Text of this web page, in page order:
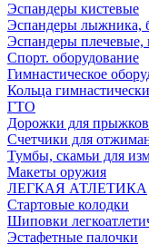
Эспандеры кистевые
Эспандеры лыжника,
Эспандеры плечевые,
Спорт. оборудование
Гимнастическое
Кольца
ГТО
Дорожки для прыжков
Счетчики для
Тумбы, скамьи для
Макеты оружия
ЛЕГКАЯ АТЛЕТИКА
Стартовые колодки
Шиповки
Эстафетные палочки